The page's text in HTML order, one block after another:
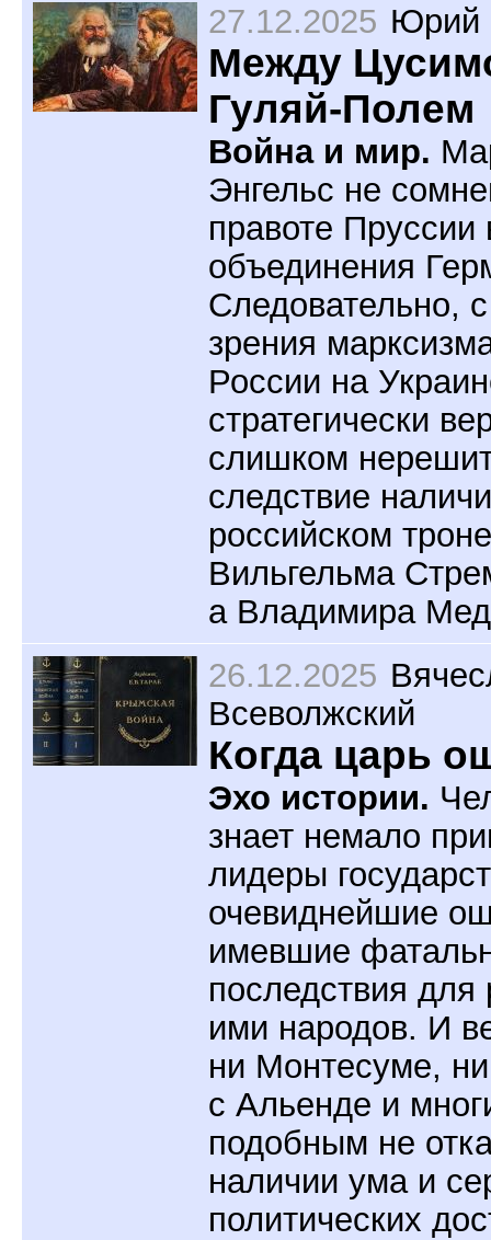
27.12.2025 Юрий
Между
Гуляй-Полем
Война и мир.
Энгельс не
правоте Пруссии
объединения
Следовательно, с
зрения
России на
стратегически
слишком
следствие
российском
Вильгельма
а Владимира
26.12.2025
Всеволжский
Когда царь
Эхо истории.
знает немало
лидеры
очевиднейшие
имевшие
последствия
ими народов. И
ни Монтесуме,
с Альенде и
подобным не
наличии ума и
политических